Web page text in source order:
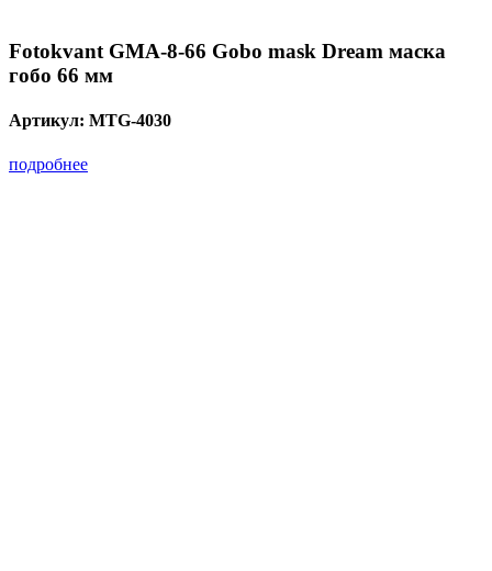
Fotokvant GMA-8-66 Gobo mask Dream маска
гобо 66 мм
Артикул: MTG-4030
подробнее